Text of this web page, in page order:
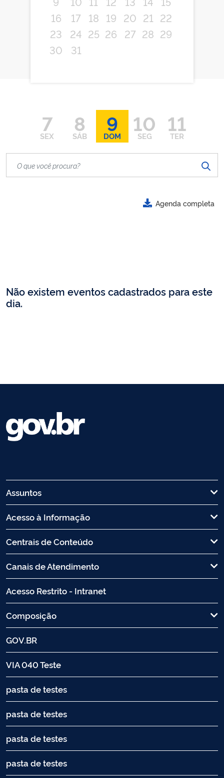
16
17 18 19 20 21
22
23
24 25 26 27 28 29
30
31
7
SEX
8
SÁB
9
DOM
10
SEG
11
TER
Agenda completa
Não existem eventos cadastrados para este
dia.
Assuntos
Acesso à Informação
Centrais de Conteúdo
Canais de Atendimento
Acesso Restrito - Intranet
Composição
GOV.BR
VIA 040 Teste
pasta de testes
pasta de testes
pasta de testes
pasta de testes